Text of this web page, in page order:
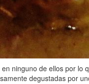
ninguno de ellos por lo
degustadas por